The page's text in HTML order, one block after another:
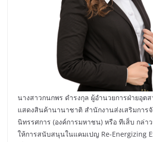
นางสาวกนกพร ดำรงกุล ผู้อำนวยการฝ่ายอุต
แสดงสินค้านานาชาติ สำนักงานส่งเสริมการ
นิทรรศการ (องค์การมหาชน) หรือ ทีเส็บ กล่า
ให้การสนับสนุนในแคมเปญ Re-Energizing